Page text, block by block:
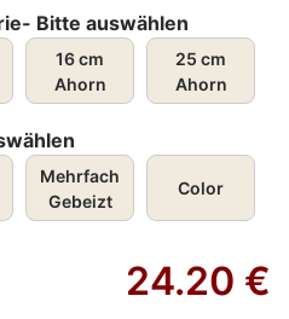
Bitte auswählen
16 cm
Ahorn
25 cm
Ahorn
Mehrfach
Gebeizt
Color
24.20 €